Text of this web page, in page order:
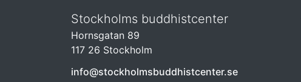
Stockholms buddhistcenter
Hornsgatan 89
117 26 Stockholm
info@stockholmsbuddhistcenter.se